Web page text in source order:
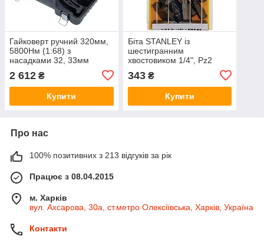
Гайковерт ручний 320мм,
5800Нм (1:68) з
насадками 32, 33мм
2 612 ₴
Купити
Біта STANLEY із
шестигранним
хвостовиком 1/4", Pz2
L=25 мм, 25 шт., 1-68-949
343₴
Купити
Про нас
100% позитивних з 213 відгуків за рік
Працює з 08.04.2015
м. Харків
вул. Ахсарова, 30а, ст.метро Олексіївська, Харків, Україна
Контакти